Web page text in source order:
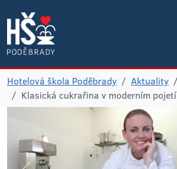
Hotelová škola Poděbrady Aktuality
Klasická cukrařina v moderním pojetí